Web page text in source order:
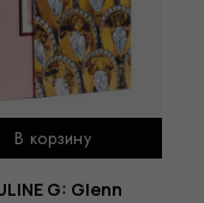
В корзину
G: Glenn